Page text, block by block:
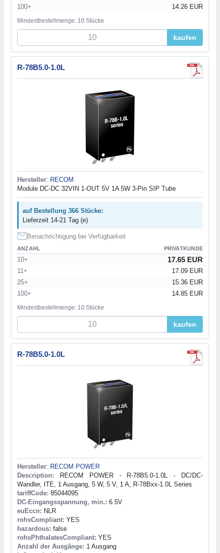
100+
14.26 EUR
Mindestbestellmenge: 10 Stücke
kaufen
R-78B5.0-1.0L
Hersteller: RECOM
Module DC-DC 32VIN 1-OUT 5V 1A 5W 3-Pin SIP Tube
auf Bestellung 366 Stücke:
Lieferzeit 14-21 Tag (e)
Benachrichtigung bei Verfügbarkeit
ANZAHL PRIVATKUNDE
10+ 17.65 EUR
11+
17.09 EUR
25+
15.36 EUR
100+
14.85 EUR
Mindestbestellmenge: 10 Stücke
kaufen
R-78B5.0-1.0L
Hersteller: RECOM POWER
Description: RECOM POWER - R-78B5.0-1.0L - DC/DC-
Wandler, ITE, 1 Ausgang, 5 W, 5 V, 1 A, R-78Bxx-1.0L Series
tariffCode: 85044095
DC-Eingangsspannung, min.: 6.5V
euEccn: NLR
rohsCompliant: YES
hazardous: false
rohsPhthalatesCompliant: YES
Anzahl der Ausgänge: 1 Ausgang